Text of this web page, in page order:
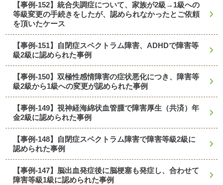
【事例-152】統合失調症について、家族が2級→1級への
等級変更の手続きをしたが、認められなかったとご依頼
を頂いたケース
【事例-151】自閉症スペクトラム障害、ADHDで障害等
級2級に認められた事例
【事例-150】双極性感情障害の症状悪化につき、障害等
級2級から1級への変更が認められた事例
【事例-149】視神経海綿状血管腫で障害厚生（共済）年
金2級に認められた事例
【事例-148】自閉症スペクトラム障害で障害等級2級に
認められた事例
【事例-147】脳出血発症後に脳梗塞も発症し、合わせて
障害等級1級に認められた事例